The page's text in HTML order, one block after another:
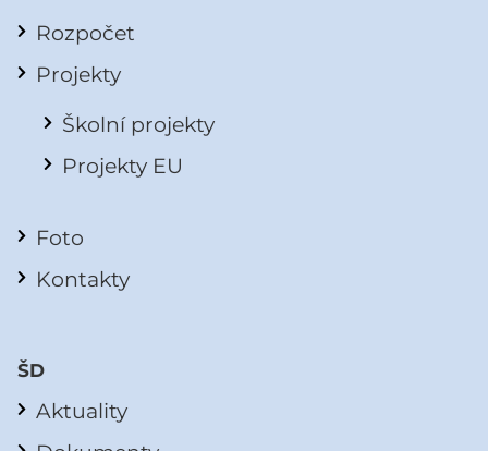
Rozpočet
Projekty
Školní projekty
Projekty EU
Foto
Kontakty
ŠD
Aktuality